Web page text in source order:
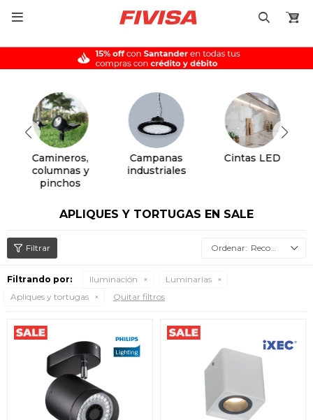

Camineros,
columnas y
pinchos
Campanas
industriales
Cintas LED
APLIQUES Y TORTUGAS EN SALE
Recomendados
Filtrando por: Iluminación
Luminarias
Apliques y tortugas
Quitar filtros